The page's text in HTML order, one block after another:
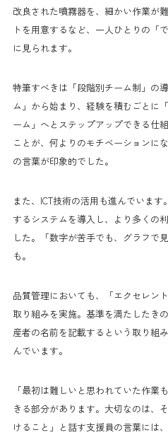
改良された噴霧器を、細かい作業が
トを用意するなど、一人ひとりの「
に見られます。
特筆すべきは「段階別チーム制」の
ム」から始まり、経験を積むごとに
ーム」へとステップアップできる仕
ことが、何よりのモチベーションに
の言葉が印象的でした。
また、ICT技術の活用も進んでいま
するシステムを導入し、より多くの
した。「数字が苦手でも、グラフで
も。
品質管理においても、「エクセレン
取り組みを実施。基準を満たしたき
産者の名前を記載するという取り組
んでいます。
「最初は難しいと思われていた作業
きる部分があります。大切なのは、
けること」と話す支援員の言葉には